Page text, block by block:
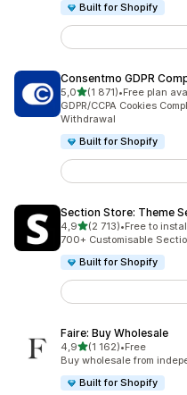
Built for Shopify
Consentmo GDPR
5,0na 5 gwiazdek
(1 871)
Łączna liczba recenzji:
•Free plan
GDPR/CCPA Cookies
Withdrawal
Built for Shopify
Section Store: Theme
4,9na 5 gwiazdek
(2 713)
Łączna liczba recenzji:
•Free to
700+ Customisable
Built for Shopify
Faire: Buy Wholesale
4,9na 5 gwiazdek
(1 162)
Łączna liczba recenzji:
•Free
Buy wholesale from
Built for Shopify